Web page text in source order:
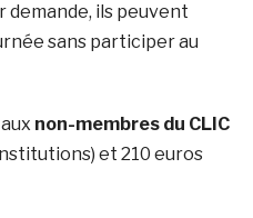
demande, ils peuvent
sans participer au
non-membres du CLIC
et 210 euros